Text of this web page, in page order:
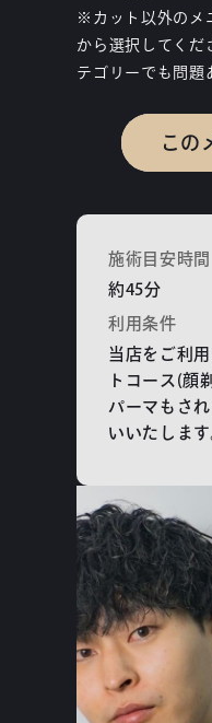
※カット以外のメ
から選択してくだ
テゴリーでも問題
この
施術目安時間
約45分
利用条件
当店をご利
トコース(顔
パーマもさ
いいたします